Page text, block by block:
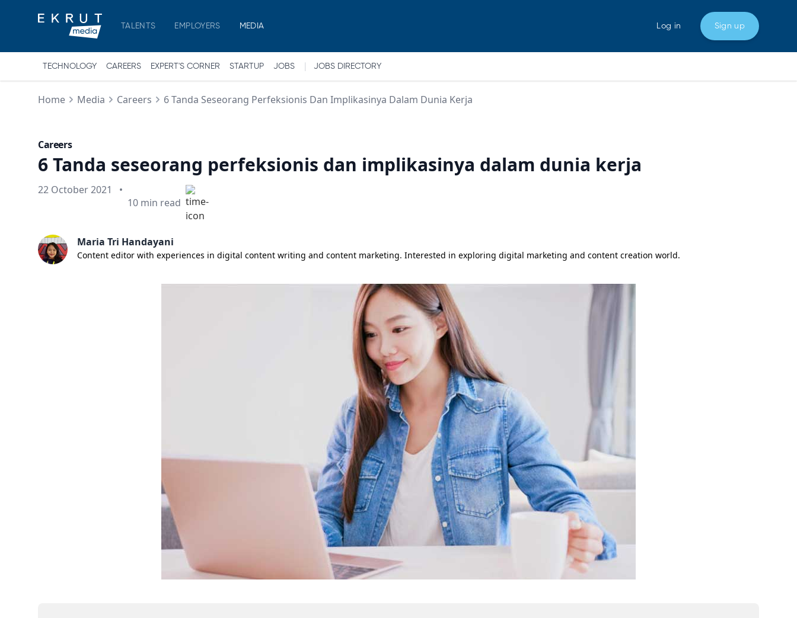
TALENTS EMPLOYERS MEDIA Log in Sign up
TECHNOLOGY CAREERS EXPERT'S CORNER STARTUP JOBS JOBS DIRECTORY
Home Media Careers 6 Tanda Seseorang Perfeksionis Dan Implikasinya Dalam Dunia Kerja
Careers
6 Tanda seseorang perfeksionis dan implikasinya dalam dunia kerja
Published on
22 October 2021
•
Min read
10 min read
Maria Tri Handayani
Content editor with experiences in digital content writing and content marketing. Interested in exploring digital marketing and content creation world.